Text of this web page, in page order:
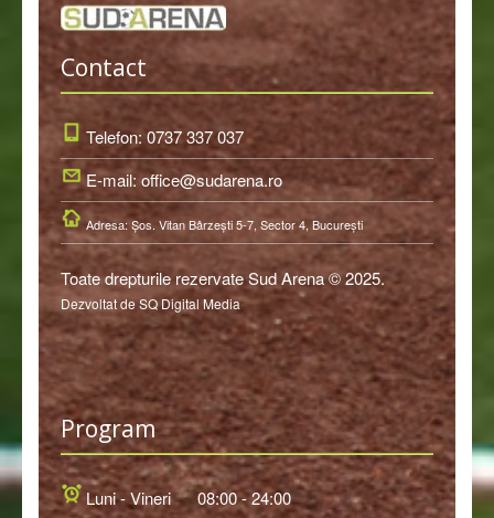
Contact
Telefon: 0737 337 037
E-mail: office@sudarena.ro
Adresa: Şos. Vitan Bârzeşti 5-7, Sector 4, Bucureşti
Toate drepturile rezervate Sud Arena © 2025.
Dezvoltat de SQ Digital Media
Program
Luni - Vineri 08:00 - 24:00